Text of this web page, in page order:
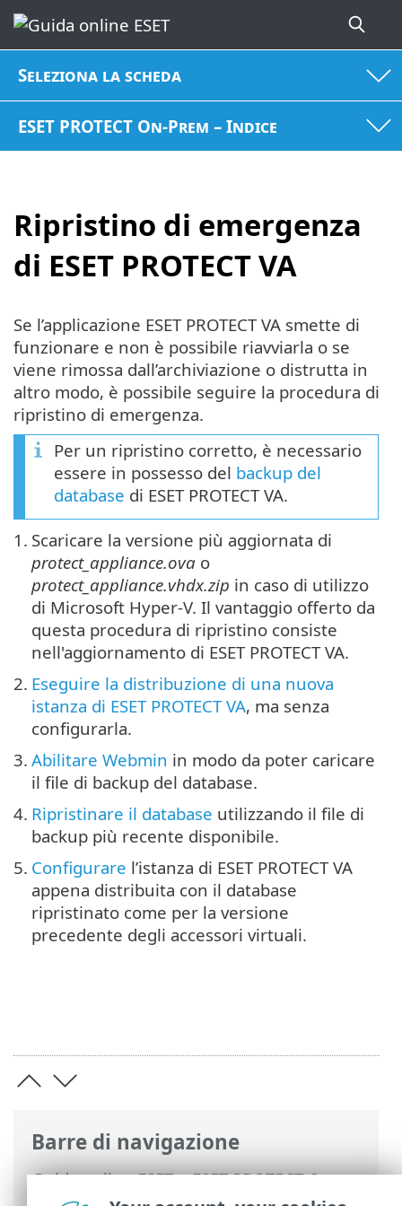
Seleziona la scheda
ESET PROTECT On-Prem – Indice
Ripristino di emergenza
di ESET PROTECT VA
Barre di navigazione
Guida online ESET>ESET PROTECT On-
Prem> Utilizzo di ESET PROTECT VA>
Se l’applicazione ESET PROTECT VA smette di
funzionare e non è possibile riavviarla o se
viene rimossa dall’archiviazione o distrutta in
altro modo, è possibile seguire la procedura di
ripristino di emergenza.
Per un ripristino corretto, è necessario
essere in possesso del backup del
database di ESET PROTECT VA.
1. Scaricare la versione più aggiornata di
protect_appliance.ova o
protect_appliance.vhdx.zip in caso di utilizzo
di Microsoft Hyper-V. Il vantaggio offerto da
questa procedura di ripristino consiste
nell'aggiornamento di ESET PROTECT VA.
2. Eseguire la distribuzione di una nuova
istanza di ESET PROTECT VA, ma senza
configurarla.
3. Abilitare Webmin in modo da poter caricare
il file di backup del database.
4. Ripristinare il database utilizzando il file di
backup più recente disponibile.
5. Configurare l’istanza di ESET PROTECT VA
appena distribuita con il database
ripristinato come per la versione
precedente degli accessori virtuali.